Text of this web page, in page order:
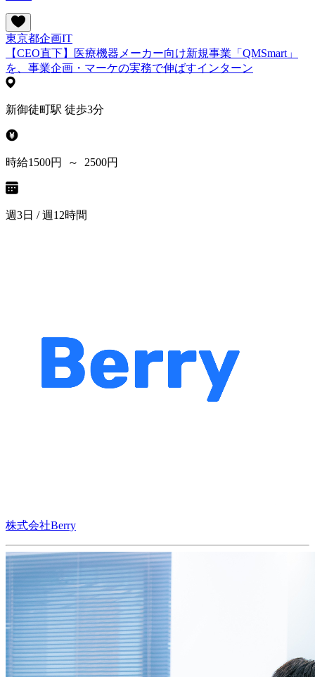
東京都企画IT
【CEO直下】医療機器メーカー向け新規事業「QMSmart」
を、事業企画・マーケの実務で伸ばすインターン
新御徒町駅 徒歩3分
時給1500円 ～ 2500円
週3日 / 週12時間
株式会社Berry